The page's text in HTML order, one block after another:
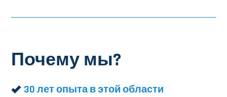
Почему мы?
30 лет опыта в этой области